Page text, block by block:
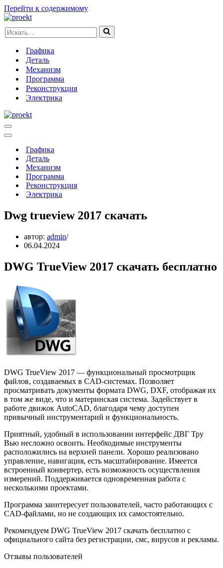
Перейти к содержимому
Искать...
Графика
Деталь
Механизм
Программа
Реконструкция
Электрика
Меню
навигации
Меню
навигацииГрафика
Деталь
Механизм
Программа
Реконструкция
Электрика
Dwg trueview 2017 скачать
автор: admin
06.04.2024
DWG TrueView 2017 скачать бесплатно
DWG TrueView 2017 — функциональный просмотрщик
файлов, создаваемых в CAD-системах. Позволяет
просматривать документы формата DWG, DXF, отображая их
в том же виде, что и материнская система. Задействует в
работе движок AutoCAD, благодаря чему доступен
привычный инструментарий и функциональность.
Приятный, удобный в использовании интерфейс ДВГ Тру
Вью несложно освоить. Необходимые инструменты
расположились на верхней панели. Хорошо реализовано
управление, навигация, есть масштабирование. Имеется
встроенный конвертер, есть возможность осуществления
измерений. Поддерживается одновременная работа с
несколькими проектами.
Программа заинтересует пользователей, часто работающих с
CAD-файлами, но не создающих их самостоятельно.
Рекомендуем DWG TrueView 2017 скачать бесплатно с
официального сайта без регистрации, смс, вирусов и рекламы.
Отзывы пользователей